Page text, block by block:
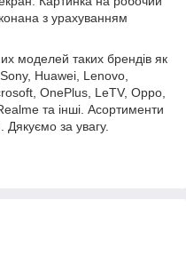
з урахуванням
моделей таких брендів як
Huawei, Lenovo,
OnePlus, LeTV, Oppo,
та інші. Асортименти
за увагу.